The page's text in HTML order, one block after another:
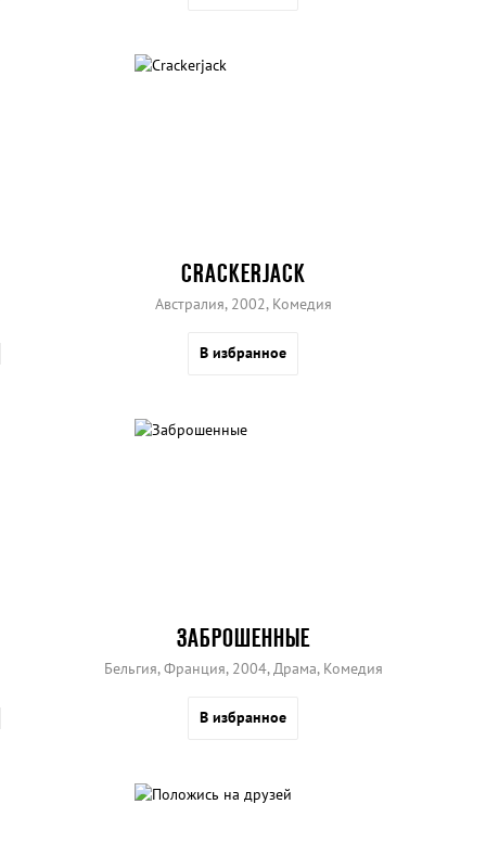
CRACKERJACK
Австралия, 2002, Комедия
В избранное
ЗАБРОШЕННЫЕ
Бельгия, Франция, 2004, Драма, Комедия
В избранное